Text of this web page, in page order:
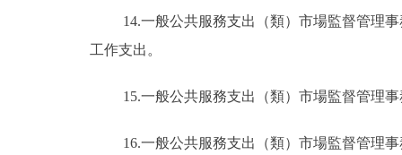
14.一般公共服務支出（類）市場監督管理
工作支出。
15.一般公共服務支出（類）市場監督管理
16.一般公共服務支出（類）市場監督管理